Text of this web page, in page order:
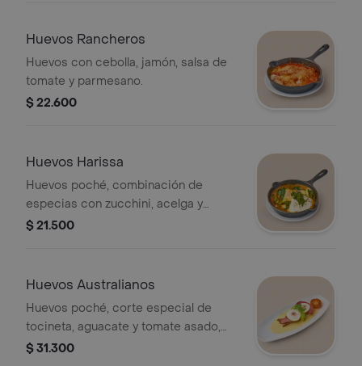
Huevos Rancheros
Huevos con cebolla, jamón, salsa de
tomate y parmesano.
$ 22.600
Huevos Harissa
Huevos poché, combinación de
especias con zucchini, acelga y
queso mozzarella, todo un toque que
$ 21.500
Huevos Australianos
Huevos poché, corte especial de
tocineta, aguacate y tomate asado,
todo sobre una tostada de pan
$ 31.300